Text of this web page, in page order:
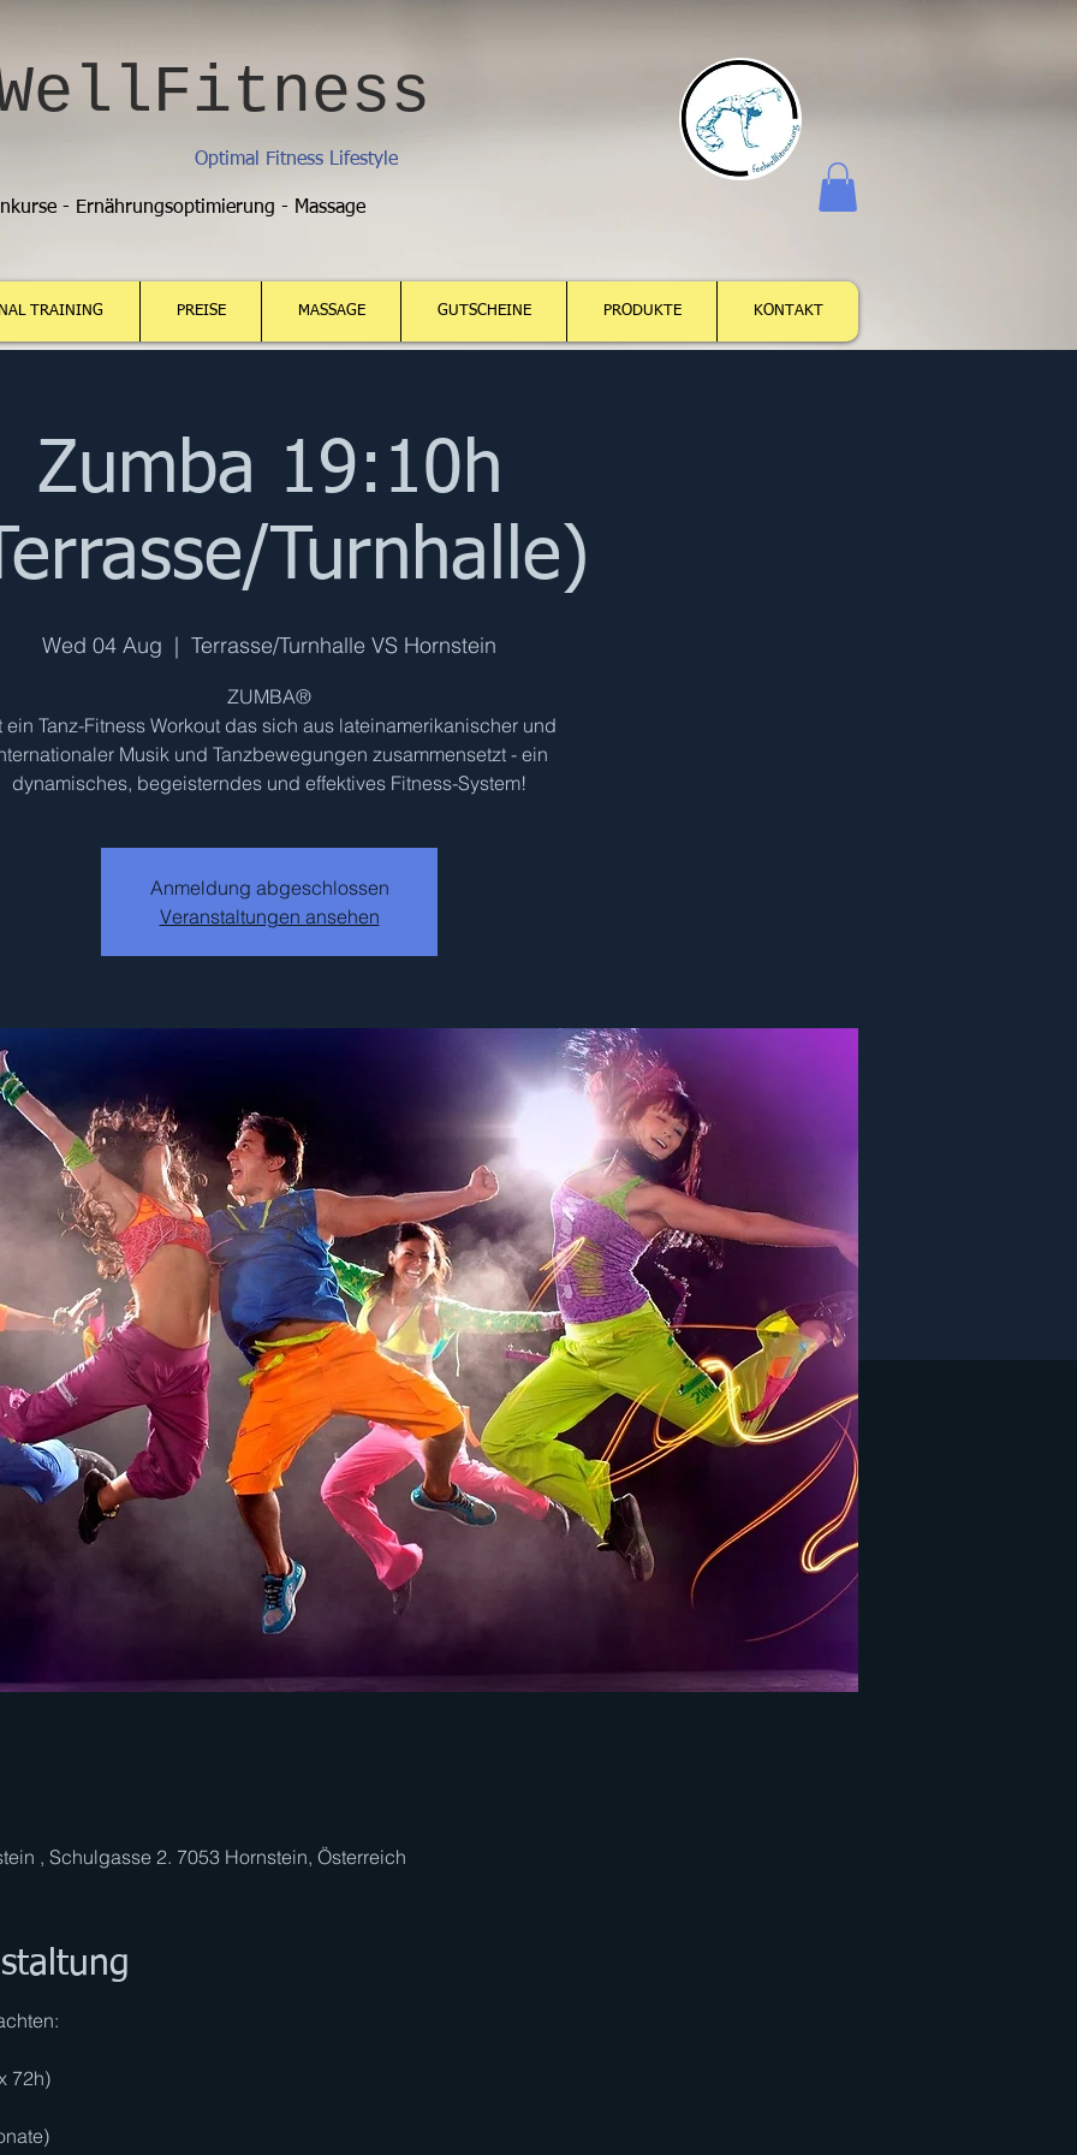
Optimal Fitness Lifestyle
- Ernährungsoptimierung - Massage
Log In
TRAINING PREISE MASSAGE GUTSCHEINE PRODUKTE KONTAKT
Zumba 19:10h
Turnhalle)
Wed 04 Aug
  |
Terrasse/Turnhalle VS Hornstein
ZUMBA®
ein Tanz-Fitness Workout das sich aus lateinamerikanischer und
Musik und Tanzbewegungen zusammensetzt - ein
dynamisches, begeisterndes und effektives Fitness-System!
Anmeldung abgeschlossen
Veranstaltungen ansehen
, Schulgasse 2. 7053 Hornstein, Österreich
72h)